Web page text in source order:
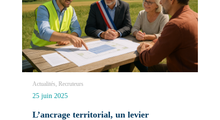
Actualités, Recruteurs
25 juin 2025
L’ancrage territorial, un levier